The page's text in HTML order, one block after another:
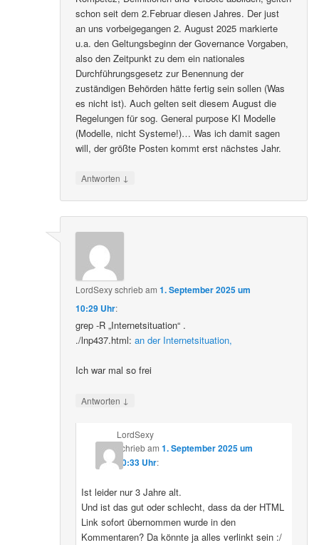
schon seit dem 2.Februar diesen Jahres. Der just
an uns vorbeigegangen 2. August 2025 markierte
u.a. den Geltungsbeginn der Governance Vorgaben,
also den Zeitpunkt zu dem ein nationales
Durchführungsgesetz zur Benennung der
zuständigen Behörden hätte fertig sein sollen (Was
es nicht ist). Auch gelten seit diesem August die
Regelungen für sog. General purpose KI Modelle
(Modelle, nicht Systeme!)… Was ich damit sagen
will, der größte Posten kommt erst nächstes Jahr.
Antworten ↓
LordSexyschriebam1. September 2025 um
10:29 Uhr:
grep -R „Internetsituation“ .
./lnp437.html:an der Internetsituation,
Ich war mal so frei
Antworten ↓
LordSexy
schriebam 1. September 2025 um
10:33 Uhr:
Ist leider nur 3 Jahre alt.
Und ist das gut oder schlecht, dass da der HTML
Link sofort übernommen wurde in den
Kommentaren? Da könnte ja alles verlinkt sein :/